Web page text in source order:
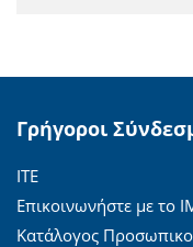
Γρήγοροι
ΙΤΕ
Επικοινωνήστε με το
Κατάλογος